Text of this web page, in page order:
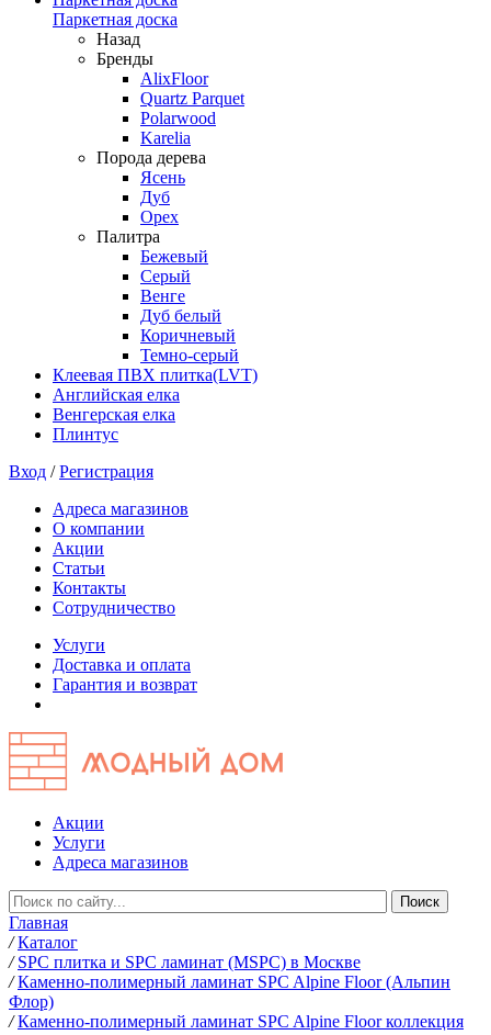
Паркетная доска
Назад
Бренды
AlixFloor
Quartz Parquet
Polarwood
Karelia
Порода дерева
Ясень
Дуб
Орех
Палитра
Бежевый
Серый
Венге
Дуб белый
Коричневый
Темно-серый
Клеевая ПВХ плитка(LVT)
Английская елка
Венгерская елка
Плинтус
Вход /Регистрация
Адреса магазинов
О компании
Акции
Статьи
Контакты
Сотрудничество
Услуги
Доставка и оплата
Гарантия и возврат
Акции
Услуги
Адреса магазинов
Главная
/ Каталог
/ SPC плитка и SPC ламинат (MSPC) в Москве
/ Каменно-полимерный ламинат SPC Alpine Floor (Альпин
Флор)
/ Каменно-полимерный ламинат SPC Alpine Floor коллекция